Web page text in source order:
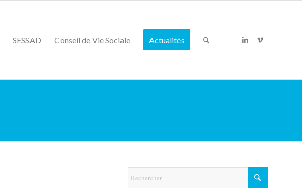
SESSAD Conseil de Vie Sociale Actualités